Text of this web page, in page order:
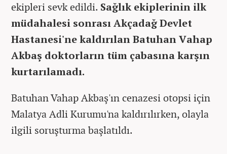
ekipleri sevk edildi. Sağlık ekiplerinin ilk
müdahalesi sonrası Akçadağ Devlet
Hastanesi'ne kaldırılan Batuhan Vahap
Akbaş doktorların tüm çabasına karşın
kurtarılamadı.
Batuhan Vahap Akbaş'ın cenazesi otopsi için
Malatya Adli Kurumu'na kaldırılırken, olayla
ilgili soruşturma başlatıldı.